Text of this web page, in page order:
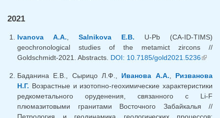
2021
Ivanova A.A., Salnikova E.B. U-Pb (CA-ID-TIMS)
geochronological studies of the metamict zircons //
Goldschmidt-2021. Abstracts. DOI: 10.7185/gold2021.5236
Баданина Е.В., Сырицо Л.Ф., Иванова А.А., Ризванова
Н.Г. Возрастные и изотопно-геохимические характеристики
редкометального оруденения, связанного с Li-F
плюмазитовыми гранитами Восточного Забайкалья //